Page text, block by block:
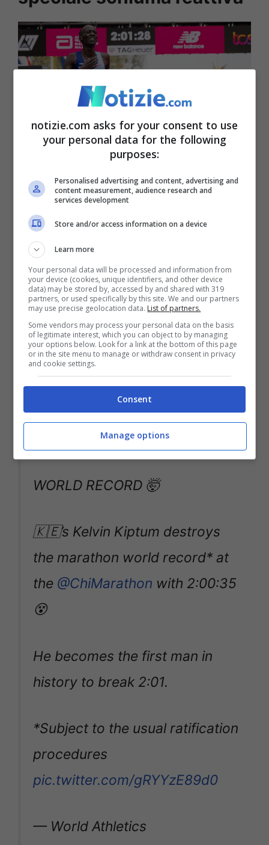
la scorta del modello utilizzato a Chicago dall’atleta è
terminata subito e poi è riapparsa su e-bay al doppio del
prezzo (Ansa Foto) – Notizie.com
Comprale subito a 700″
doppio di quanto sborsato pochi minuti
prima. È l’annuncio apparso sul sito di
compravendita una volta finita la
disponibilità sul portale dellaNike.
Parliamo di scarpe realizzate con
ultraleggeri rinforzati dal carbonio
all’interno di una speciale schiuma
WORLD RECORD 🤯
🇰🇪’s Kelvin Kiptum destroys
the marathon world record* at
the @ChiMarathon with 2:00:35
😵
He becomes the first man in
history to break 2:01.
*Subject to the usual ratification
procedures
pic.twitter.com/gRYYzE89d0
— World Athletics
notizie.com asks for your consent to use
your personal data for the following
purposes:
Personalised advertising and content, advertising and
content measurement, audience research and
services development
Store and/or access information on a device
Learn more
Your personal data will be processed and information from
your device (cookies, unique identifiers, and other device
data) may be stored by, accessed by and shared with 319
partners, or used specifically by this site. We and our partners
may use precise geolocation data. List of partners.
Some vendors may process your personal data on the basis
of legitimate interest, which you can object to by managing
your options below. Look for a link at the bottom of this page
or in the site menu to manage or withdraw consent in privacy
and cookie settings.
Consent
Manage options